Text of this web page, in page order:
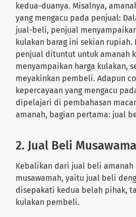
kedua-duanya. Misalnya,
yang mengacu pada penjual:
jual-beli, penjual
kulakan barag ini sekian rupiah.
penjual dituntut untuk amanah
menyampaikan harga kulakan,
meyakinkan pembeli. Adapun
kepercayaan yang mengacu
dipelajari di pembahasan
amanah, bagian pertama: jual
2. Jual Beli
Kebalikan dari jual beli
musawamah, yaitu jual beli
disepakati kedua belah pihak,
kulakan pembeli.